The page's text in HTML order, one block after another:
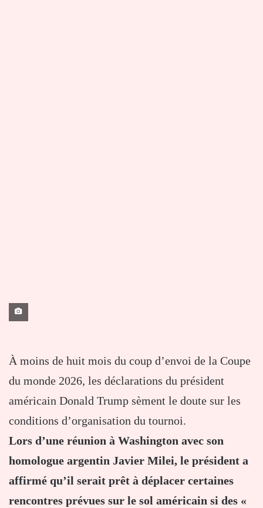
À moins de huit mois du coup d’envoi de la Coupe
du monde 2026, les déclarations du président
américain Donald Trump sèment le doute sur les
conditions d’organisation du tournoi.
Lors d’une réunion à Washington avec son
homologue argentin Javier Milei, le président a
affirmé qu’il serait prêt à déplacer certaines
rencontres prévues sur le sol américain si des «